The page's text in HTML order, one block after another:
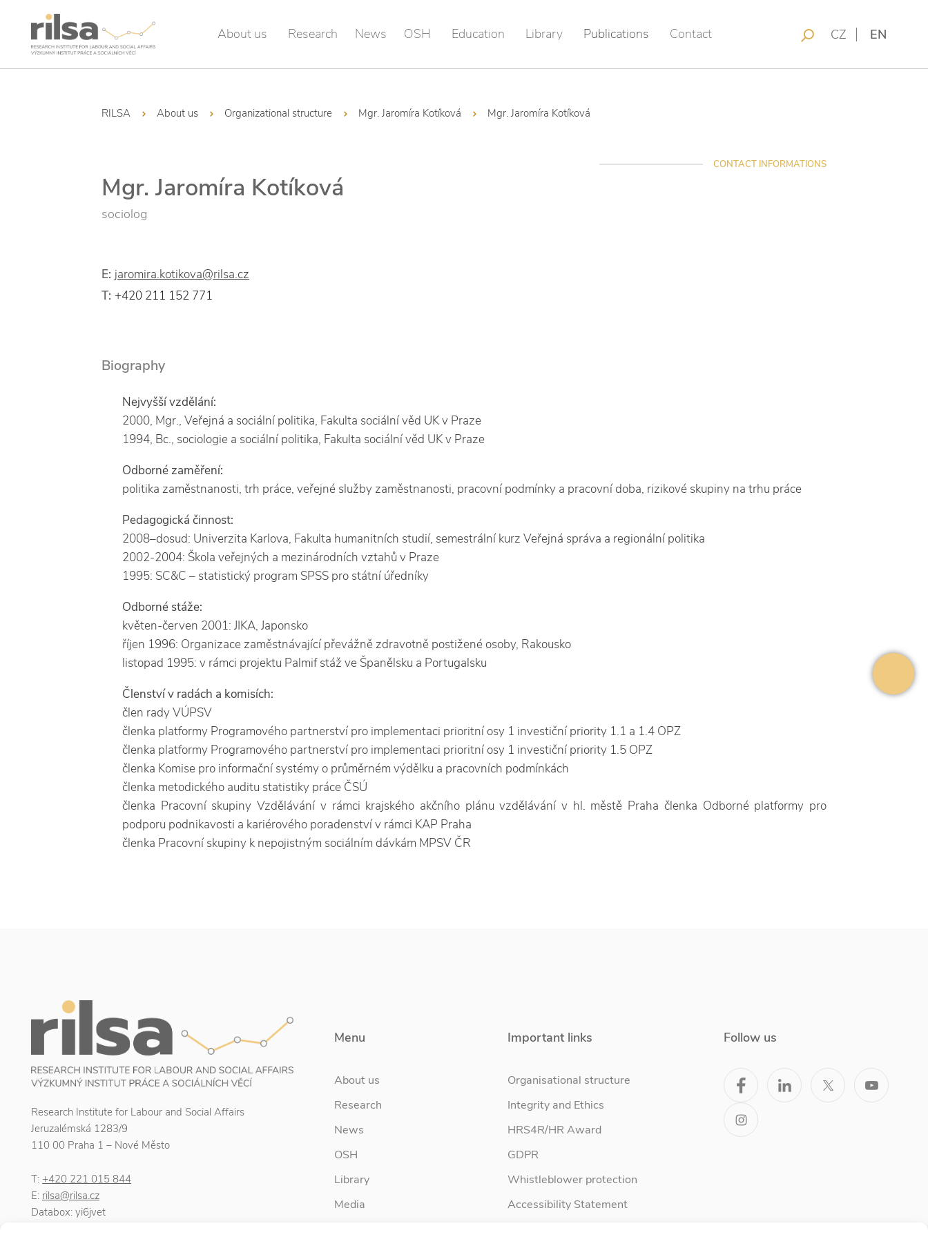
About us Research News OSH Education Library Publications Contact CZ EN
RILSA About us Organizational structure Mgr. Jaromíra Kotíková Mgr. Jaromíra Kotíková
Mgr. Jaromíra Kotíková
CONTACT INFORMATIONS
sociolog
E: jaromira.kotikova@rilsa.cz
T: +420 211 152 771
Biography
Nejvyšší vzdělání:
2000, Mgr., Veřejná a sociální politika, Fakulta sociální věd UK v Praze
1994, Bc., sociologie a sociální politika, Fakulta sociální věd UK v Praze
Odborné zaměření:
politika zaměstnanosti, trh práce, veřejné služby zaměstnanosti, pracovní podmínky a pracovní doba, rizikové skupiny na trhu práce
Pedagogická činnost:
2008–dosud: Univerzita Karlova, Fakulta humanitních studií, semestrální kurz Veřejná správa a regionální politika
2002-2004: Škola veřejných a mezinárodních vztahů v Praze
1995: SC&C – statistický program SPSS pro státní úředníky
Odborné stáže:
květen-červen 2001: JIKA, Japonsko
říjen 1996: Organizace zaměstnávající převážně zdravotně postižené osoby, Rakousko
listopad 1995: v rámci projektu Palmif stáž ve Španělsku a Portugalsku
Členství v radách a komisích:
člen rady VÚPSV
členka platformy Programového partnerství pro implementaci prioritní osy 1 investiční priority 1.1 a 1.4 OPZ
členka platformy Programového partnerství pro implementaci prioritní osy 1 investiční priority 1.5 OPZ
členka Komise pro informační systémy o průměrném výdělku a pracovních podmínkách
členka metodického auditu statistiky práce ČSÚ
členka Pracovní skupiny Vzdělávání v rámci krajského akčního plánu vzdělávání v hl. městě Praha členka Odborné platformy pro
podporu podnikavosti a kariérového poradenství v rámci KAP Praha
členka Pracovní skupiny k nepojistným sociálním dávkám MPSV ČR
Research Institute for Labour and Social Affairs
Jeruzalémská 1283/9
110 00 Praha 1 – Nové Město
T: +420 221 015 844
E: rilsa@rilsa.cz
Databox: yi6jvet
Menu
About us
Research
News
OSH
Library
Media
Important links
Organisational structure
Integrity and Ethics
HRS4R/HR Award
GDPR
Whistleblower protection
Accessibility Statement
Follow us